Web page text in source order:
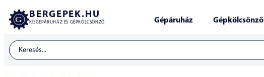
BERGEPEK.HU
KISGÉPÁRUHÁZ ÉS GÉPKÖLCSÖNZŐ Gépáruház Gépkölcsönző